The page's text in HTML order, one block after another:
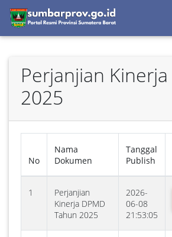
Perjanjian Kinerja
2025
No
Nama
Dokumen
Tanggal
Publish
1
Perjanjian
Kinerja DPMD
Tahun 2025
2026-
06-08
21:53:05